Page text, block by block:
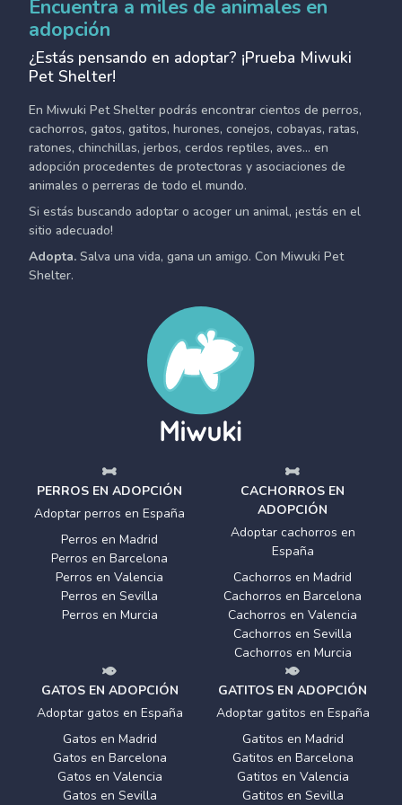
Encuentra a miles de animales en
adopción
¿Estás pensando en adoptar? ¡Prueba Miwuki
Pet Shelter!
En Miwuki Pet Shelter podrás encontrar cientos de perros,
cachorros, gatos, gatitos, hurones, conejos, cobayas, ratas,
ratones, chinchillas, jerbos, cerdos reptiles, aves... en
adopción procedentes de protectoras y asociaciones de
animales o perreras de todo el mundo.
Si estás buscando adoptar o acoger un animal, ¡estás en el
sitio adecuado!
Adopta. Salva una vida, gana un amigo. Con Miwuki Pet
Shelter.
PERROS EN ADOPCIÓN
Adoptar perros en España
Perros en Madrid
Perros en Barcelona
Perros en Valencia
Perros en Sevilla
Perros en Murcia
CACHORROS EN
ADOPCIÓN
Adoptar cachorros en
España
Cachorros en Madrid
Cachorros en Barcelona
Cachorros en Valencia
Cachorros en Sevilla
Cachorros en Murcia
GATOS EN ADOPCIÓN
Adoptar gatos en España
Gatos en Madrid
Gatos en Barcelona
Gatos en Valencia
Gatos en Sevilla
GATITOS EN ADOPCIÓN
Adoptar gatitos en España
Gatitos en Madrid
Gatitos en Barcelona
Gatitos en Valencia
Gatitos en Sevilla